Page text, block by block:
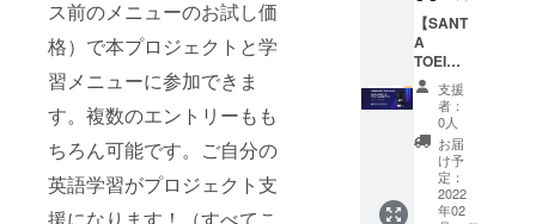
ス前のメニューのお試し価
格）で本プロジェクトと学
習メニューに参加できま
す。複数のエントリーもも
ちろん可能です。ご自分の
英語学習がプロジェクト支
援になります！（すべてこ
ださ
い。 ・
予約に
は、お
名前・
お電話
番号・
メール
アドレ
スが必
要で
答用
ファイ
ルをお
送りし
ます。
開催日
程など
詳しく
は事務
局から
進め方
多いで
す！１
日10分
～15分
の視聴
で場所
を選ば
ず学習
できま
す。 映
画やド
ラマ・
別価
格・税
込み）
◆英語
中級に
近い初
級レベ
ルから
中級者
向け。
ネイ
ティブ
【SANT
A
TOEIC
３ヵ月
使い放
題＋
TOEIC
模擬テ
スト２
回と事
務局学
支援
者：
0人
お届
け予
定：
2022
年02